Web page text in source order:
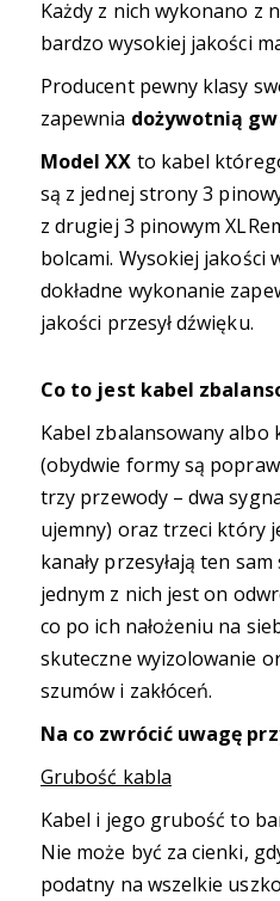
Każdy z nich wykonano z
bardzo wysokiej jakości
Producent pewny klasy
zapewnia dożywotnią
Model XX to kabel
są z jednej strony 3
z drugiej 3 pinowym
bolcami. Wysokiej jakości
dokładne wykonanie
jakości przesył dźwięku.
Co to jest kabel
Kabel zbalansowany albo
(obydwie formy są
trzy przewody – dwa
ujemny) oraz trzeci który
kanały przesyłają ten
jednym z nich jest on
co po ich nałożeniu na
skuteczne wyizolowanie
szumów i zakłóceń.
Na co zwrócić uwagę
Grubość kabla
Kabel i jego grubość to
Nie może być za cienki,
podatny na wszelkie